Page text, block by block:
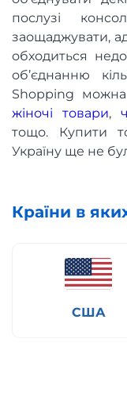
послузі
заощаджувати,
обходиться
об’єднанню
Shopping
жіночі товари,
тощо. Купити
Україну ще не
Країни в
США